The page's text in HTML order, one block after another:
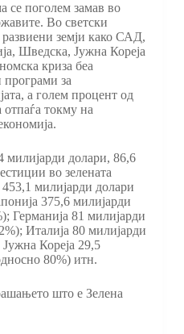
се поголем замав во
Во светски
земји како САД,
Шведска, Јужна Кореја
криза беа
за
а голем процент од
токму на
долари, 86,6
во зелената
милијарди долари
375,6 милијарди
Германија 81 милијарди
Италија 80 милијарди
Кореја 29,5
80%) итн.
што е Зелена